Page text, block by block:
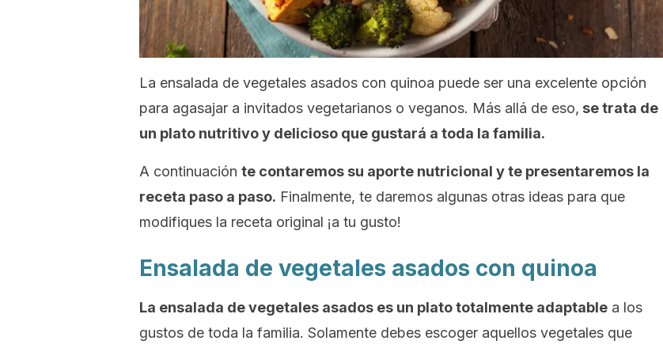
La ensalada de vegetales asados con quinoa puede ser una excelente opción
para agasajar a invitados vegetarianos o veganos. Más allá de eso, se trata de
un plato nutritivo y delicioso que gustará a toda la familia.
A continuación te contaremos su aporte nutricional y te presentaremos la
receta paso a paso. Finalmente, te daremos algunas otras ideas para que
modifiques la receta original ¡a tu gusto!
Ensalada de vegetales asados con quinoa
La ensalada de vegetales asados es un plato totalmente adaptable a los
gustos de toda la familia. Solamente debes escoger aquellos vegetales que